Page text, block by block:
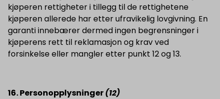
kjøperen rettigheter i tillegg til de rettighetene
kjøperen allerede har etter ufravikelig lovgivning. En
garanti innebærer dermed ingen begrensninger i
kjøperens rett til reklamasjon og krav ved
forsinkelse eller mangler etter punkt 12 og 13.
16. Personopplysninger(12)